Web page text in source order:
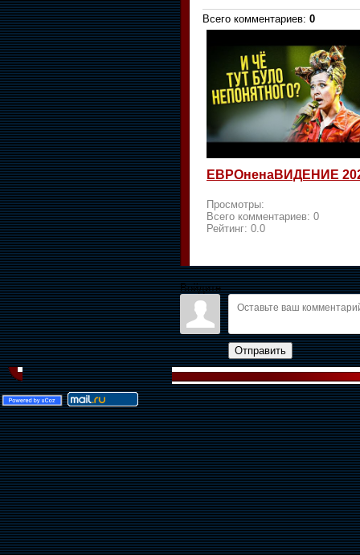
Всего комментариев: 0
ЕВРОненаВИДЕНИЕ
Просмотры:
Всего комментариев: 0
Рейтинг: 0.0
Войдите:
Отправить